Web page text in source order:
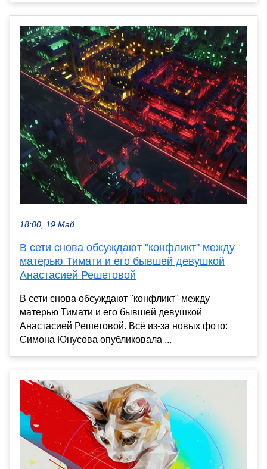
18:00, 19 Май
В сети снова обсуждают "конфликт" между
матерью Тимати и его бывшей девушкой
Анастасией Решетовой
В сети снова обсуждают "конфликт" между
матерью Тимати и его бывшей девушкой
Анастасией Решетовой. Всё из-за новых фото:
Симона Юнусова опубликовала ...